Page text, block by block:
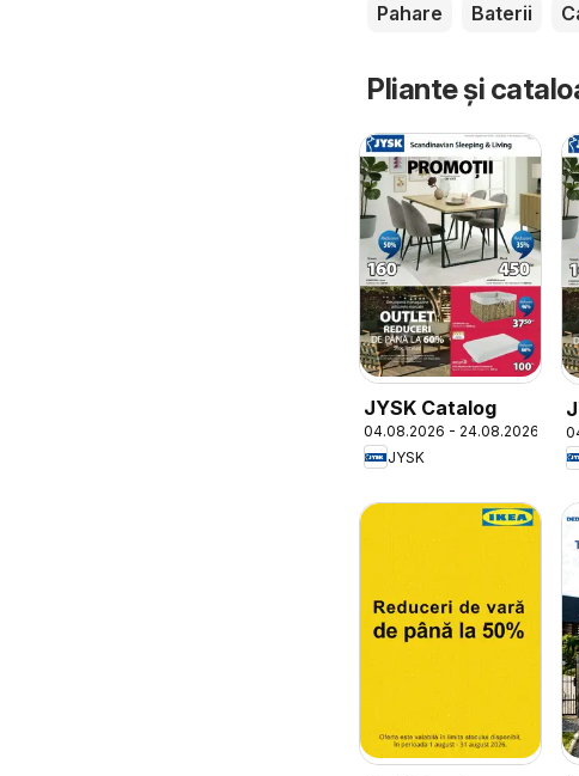
Pahare
Baterii
Pliante și
JYSK Catalog
04.08.2026 - 24.08.2026
JYSK